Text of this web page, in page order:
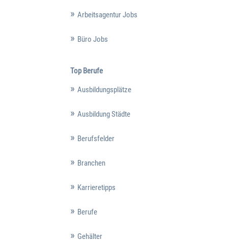
Arbeitsagentur Jobs
Büro Jobs
Top Berufe
Ausbildungsplätze
Ausbildung Städte
Berufsfelder
Branchen
Karrieretipps
Berufe
Gehälter